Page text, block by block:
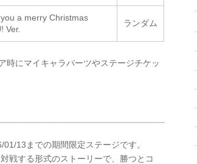
a merry Christmas
Ver.
ランダム
時にマイキャラパーツやステージチケッ
13までの期間限定ステージです。
戦する形式のストーリーで、勝つとコ